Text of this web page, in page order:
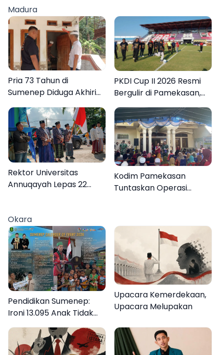
Madura
Pria 73 Tahun di
Sumenep Diduga Akhiri
PKDI Cup II 2026 Resmi
Bergulir di Pamekasan,
Desa se-Madura Rebut
Tiket ke Tingkat Nasional
Rektor Universitas
Annuqayah Lepas 22
Suci dan Jeddah
Kodim Pamekasan
Tuntaskan Operasi
Lebih Jelas
Okara
Pendidikan Sumenep:
Ironi 13.095 Anak Tidak
Sekolah Menyaksikan
Semarak Festival
Kalender Event 2026
Upacara Kemerdekaan,
Upacara Melupakan